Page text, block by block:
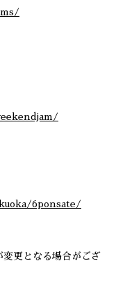
6ponsate/
更となる場合がござ